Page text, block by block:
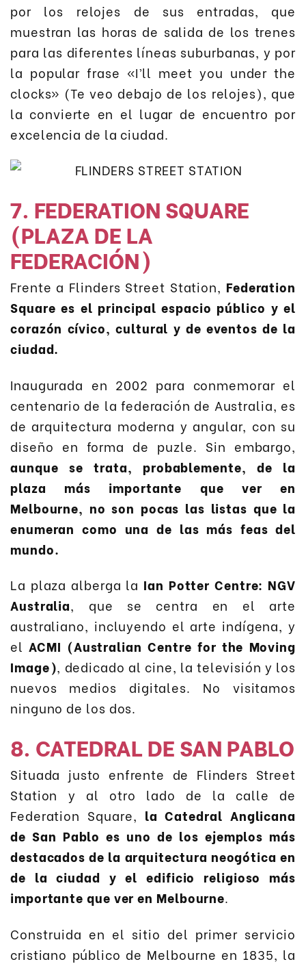
por los relojes de sus entradas, que
muestran las horas de salida de los trenes
para las diferentes líneas suburbanas, y por
la popular frase «I’ll meet you under the
clocks» (Te veo debajo de los relojes), que
la convierte en el lugar de encuentro por
excelencia de la ciudad.
7. FEDERATION SQUARE
(PLAZA DE LA
FEDERACIÓN)
Frente a Flinders Street Station, Federation
Square es el principal espacio público y el
corazón cívico, cultural y de eventos de la
ciudad.
Inaugurada en 2002 para conmemorar el
centenario de la federación de Australia, es
de arquitectura moderna y angular, con su
diseño en forma de puzle. Sin embargo,
aunque se trata, probablemente, de la
plaza más importante que ver en
Melbourne, no son pocas las listas que la
enumeran como una de las más feas del
mundo.
La plaza alberga la Ian Potter Centre: NGV
Australia, que se centra en el arte
australiano, incluyendo el arte indígena, y
elACMI (Australian Centre for the Moving
Image), dedicado al cine, la televisión y los
nuevos medios digitales. No visitamos
ninguno de los dos.
8. CATEDRAL DE SAN PABLO
Situada justo enfrente de Flinders Street
Station y al otro lado de la calle de
Federation Square, la Catedral Anglicana
de San Pablo es uno de los ejemplos más
destacados de la arquitectura neogótica en
de la ciudad y el edificio religioso más
importante que ver en Melbourne.
Construida en el sitio del primer servicio
cristiano público de Melbourne en 1835, la